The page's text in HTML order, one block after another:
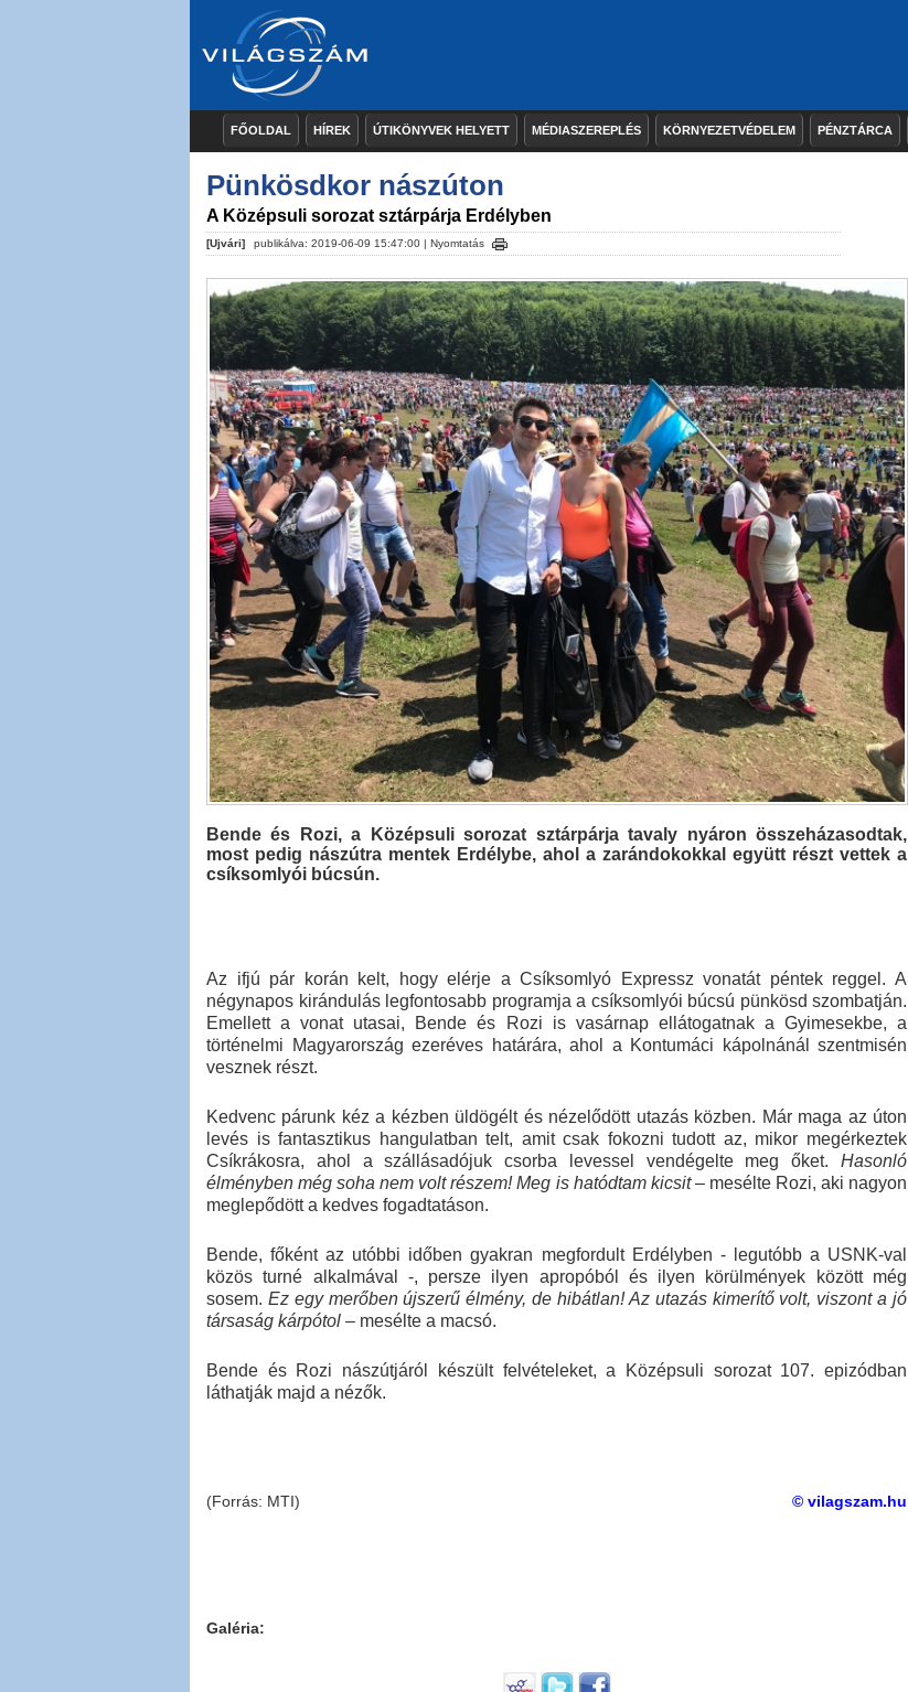
FŐOLDAL HÍREK ÚTIKÖNYVEK HELYETT MÉDIASZEREPLÉS KÖRNYEZETVÉDELEM PÉNZTÁRCA
Pünkösdkor nászúton
A Középsuli sorozat sztárpárja Erdélyben
[Ujvári] publikálva: 2019-06-09 15:47:00 | Nyomtatás
Bende és Rozi, a Középsuli sorozat sztárpárja tavaly nyáron összeházasodtak,
most pedig nászútra mentek Erdélybe, ahol a zarándokokkal együtt részt vettek a
csíksomlyói búcsún.
Az ifjú pár korán kelt, hogy elérje a Csíksomlyó Expressz vonatát péntek reggel. A
négynapos kirándulás legfontosabb programja a csíksomlyói búcsú pünkösd szombatján.
Emellett a vonat utasai, Bende és Rozi is vasárnap ellátogatnak a Gyimesekbe, a
történelmi Magyarország ezeréves határára, ahol a Kontumáci kápolnánál szentmisén
vesznek részt.
Kedvenc párunk kéz a kézben üldögélt és nézelődött utazás közben. Már maga az úton
levés is fantasztikus hangulatban telt, amit csak fokozni tudott az, mikor megérkeztek
Csíkrákosra, ahol a szállásadójuk csorba levessel vendégelte meg őket. Hasonló
élményben még soha nem volt részem! Meg is hatódtam kicsit– mesélte Rozi, aki nagyon
meglepődött a kedves fogadtatáson.
Bende, főként az utóbbi időben gyakran megfordult Erdélyben - legutóbb a USNK-val
közös turné alkalmával -, persze ilyen apropóból és ilyen körülmények között még
sosem. Ez egy merőben újszerű élmény, de hibátlan! Az utazás kimerítő volt, viszont a jó
társaság kárpótol – mesélte a macsó.
Bende és Rozi nászútjáról készült felvételeket, a Középsuli sorozat 107. epizódban
láthatják majd a nézők.
© vilagszam.hu
(Forrás: MTI)
Galéria: